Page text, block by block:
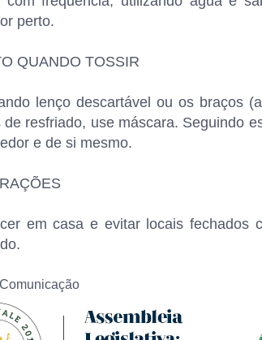
perto.
QUANDO TOSSIR
lenço descartável ou os braços
resfriado, use máscara. Seguindo
e de si mesmo.
em casa e evitar locais fechados